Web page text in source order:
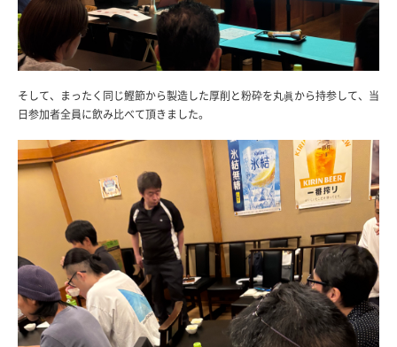
そして、まったく同じ鰹節から製造した厚削と粉砕を丸眞から持参して、当
日参加者全員に飲み比べて頂きました。